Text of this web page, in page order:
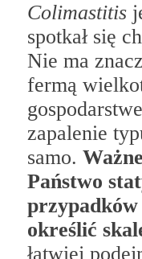
Colimastitis
spotkał się
Nie ma
fermą
zapalenie
samo.
Państwo
przypadków
określić
łatwiej